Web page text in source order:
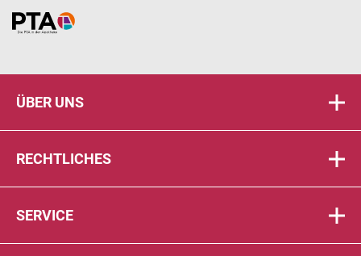
Home
ÜBER UNS
RECHTLICHES
SERVICE